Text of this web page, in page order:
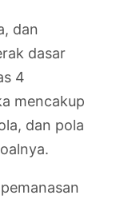
dan
dasar
4
mencakup
dan pola